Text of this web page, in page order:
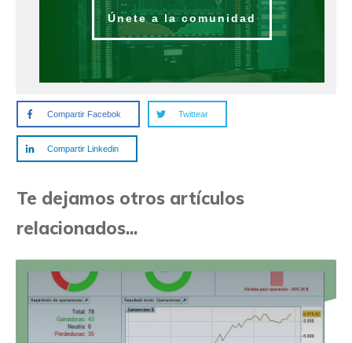
Únete a la comunidad
Compartir Facebok Twittear
Compartir Linkedin
Te dejamos otros artículos
relacionados...